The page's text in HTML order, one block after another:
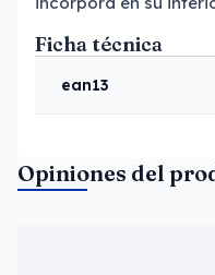
Ficha técnica
ean13
Opiniones del